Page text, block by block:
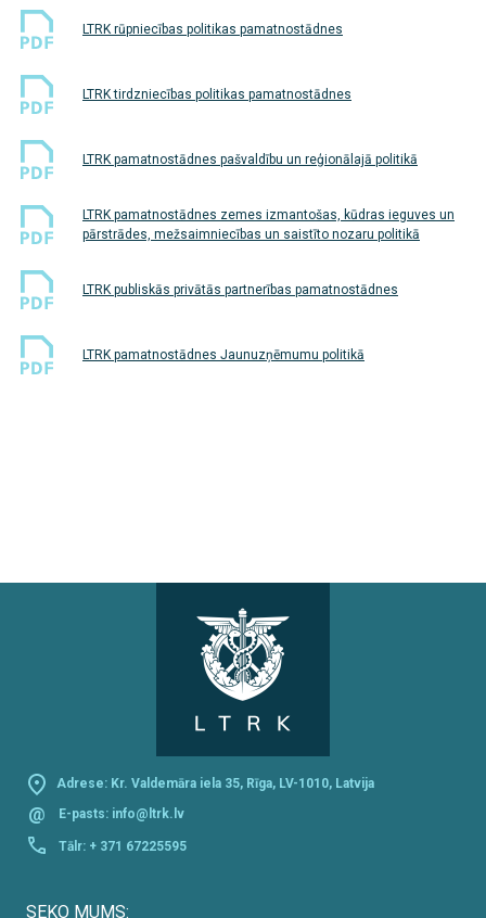
LTRK rūpniecības politikas pamatnostādnes
LTRK tirdzniecības politikas pamatnostādnes
LTRK pamatnostādnes pašvaldību un reģionālajā politikā
LTRK pamatnostādnes zemes izmantošas, kūdras ieguves un
pārstrādes, mežsaimniecības un saistīto nozaru politikā
LTRK publiskās privātās partnerības pamatnostādnes
LTRK pamatnostādnes Jaunuzņēmumu politikā
Adrese: Kr. Valdemāra iela 35, Rīga, LV-1010, Latvija
@ E-pasts: info@ltrk.lv
Tālr: + 371 67225595
SEKO MUMS: